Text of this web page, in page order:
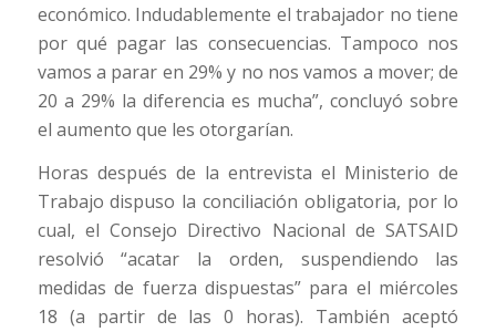
económico. Indudablemente el trabajador no tiene
por qué pagar las consecuencias. Tampoco nos
vamos a parar en 29% y no nos vamos a mover; de
20 a 29% la diferencia es mucha”, concluyó sobre
el aumento que les otorgarían.
Horas después de la entrevista el Ministerio de
Trabajo dispuso la conciliación obligatoria, por lo
cual, el Consejo Directivo Nacional de SATSAID
resolvió “acatar la orden, suspendiendo las
medidas de fuerza dispuestas” para el miércoles
18 (a partir de las 0 horas). También aceptó